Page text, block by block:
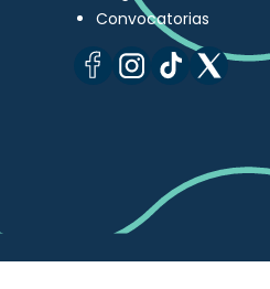
Convocatorias